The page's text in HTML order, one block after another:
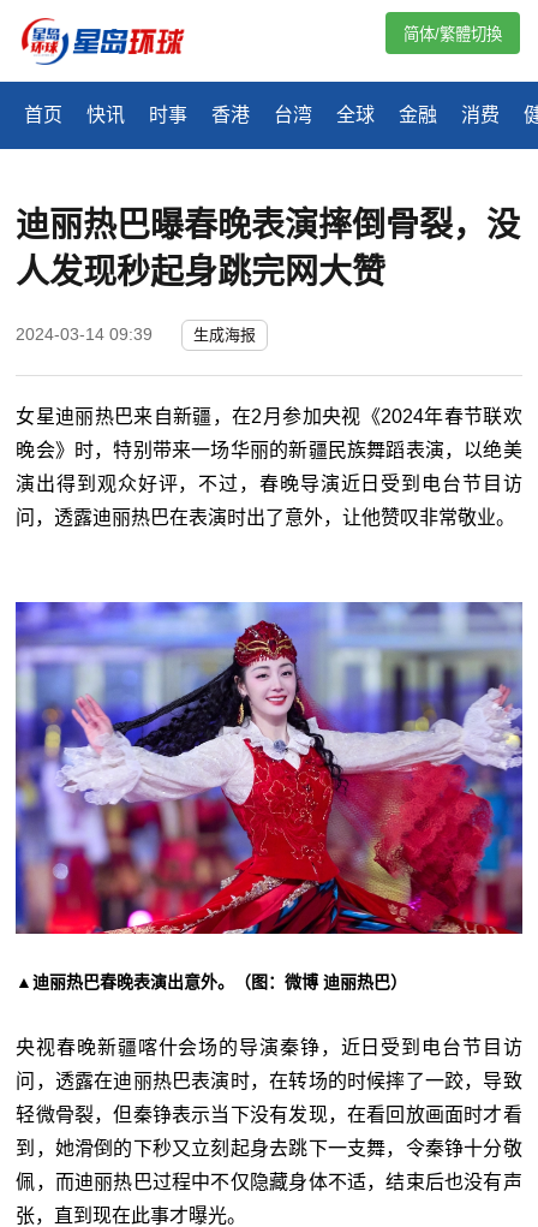
首页 快讯 时事 香港 台湾 全球 金融 消费
简体/繁體切換
迪丽热巴曝春晚表演摔倒骨裂，没
人发现秒起身跳完网大赞
2024-03-14 09:39 生成海报
女星迪丽热巴来自新疆，在2月参加央视《2024年春节联欢
晚会》时，特别带来一场华丽的新疆民族舞蹈表演，以绝美
演出得到观众好评，不过，春晚导演近日受到电台节目访
问，透露迪丽热巴在表演时出了意外，让他赞叹非常敬业。
▲迪丽热巴春晚表演出意外。（图：微博 迪丽热巴）
央视春晚新疆喀什会场的导演秦铮，近日受到电台节目访
问，透露在迪丽热巴表演时，在转场的时候摔了一跤，导致
轻微骨裂，但秦铮表示当下没有发现，在看回放画面时才看
到，她滑倒的下秒又立刻起身去跳下一支舞，令秦铮十分敬
佩，而迪丽热巴过程中不仅隐藏身体不适，结束后也没有声
张，直到现在此事才曝光。